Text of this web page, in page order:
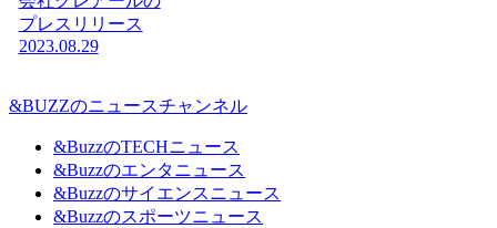
プレスリリース
2023.08.29
&BUZZのニュースチャンネル
&BuzzのTECHニュース
&Buzzのエンタニュース
&Buzzのサイエンスニュース
&Buzzのスポーツニュース